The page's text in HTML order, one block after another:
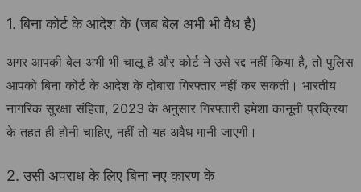
1. बिना कोर्ट के आदेश के (जब बेल अभी भी वैध है)
अगर आपकी बेल अभी भी चालू है और कोर्ट ने उसे रद्द नहीं किया है, तो पुलिस
आपको बिना कोर्ट के आदेश के दोबारा गिरफ्तार नहीं कर सकती। भारतीय
नागरिक सुरक्षा संहिता, 2023 के अनुसार गिरफ्तारी हमेशा कानूनी प्रक्रिया
के तहत ही होनी चाहिए, नहीं तो यह अवैध मानी जाएगी।
2. उसी अपराध के लिए बिना नए कारण के